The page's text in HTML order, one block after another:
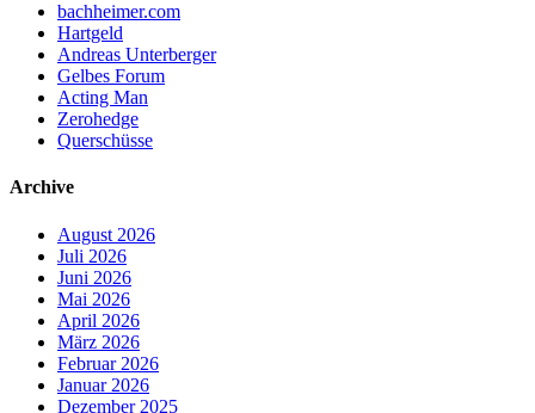
bachheimer.com
Hartgeld
Andreas Unterberger
Gelbes Forum
Acting Man
Zerohedge
Querschüsse
Archive
August 2026
Juli 2026
Juni 2026
Mai 2026
April 2026
März 2026
Februar 2026
Januar 2026
Dezember 2025